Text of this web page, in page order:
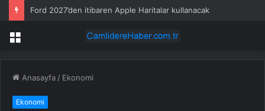
Ford 2027’den itibaren Apple Haritalar kullanacak
Menü
Anasayfa / Ekonomi
Ekonomi